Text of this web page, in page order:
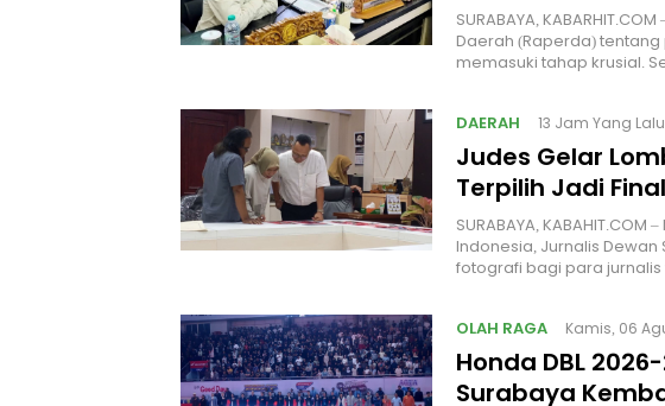
SURABAYA,
Daerah (Raperda)
memasuki tahap krusial.
DAERAH 13 Jam Yang Lalu
Judes Gelar
Terpilih Jadi
SURABAYA,
Indonesia, Jurnalis
fotografi bagi para
OLAH RAGA Kamis, 06
Honda DBL
Surabaya